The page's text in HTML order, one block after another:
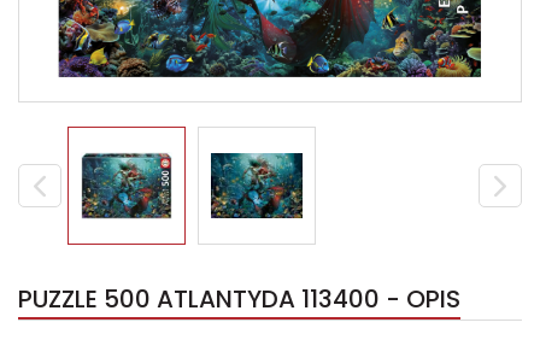
PUZZLE 500 ATLANTYDA 113400 - OPIS